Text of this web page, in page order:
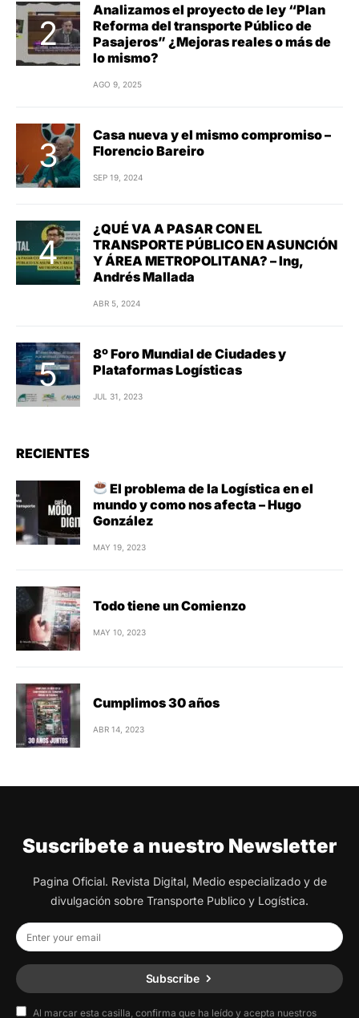
Analizamos el proyecto de ley “Plan
Reforma del transporte Público de
Pasajeros” ¿Mejoras reales o más de
lo mismo?
AGO 9, 2025
Casa nueva y el mismo compromiso –
Florencio Bareiro
SEP 19, 2024
¿QUÉ VA A PASAR CON EL
TRANSPORTE PÚBLICO EN ASUNCIÓN
Y ÁREA METROPOLITANA? – Ing,
Andrés Mallada
ABR 5, 2024
8º Foro Mundial de Ciudades y
Plataformas Logísticas
JUL 31, 2023
RECIENTES
El problema de la Logística en el
mundo y como nos afecta – Hugo
González
MAY 19, 2023
Todo tiene un Comienzo
MAY 10, 2023
Cumplimos 30 años
ABR 14, 2023
Suscribete a nuestro Newsletter
Pagina Oficial. Revista Digital, Medio especializado y de
divulgación sobre Transporte Publico y Logística.
Subscribe
Al marcar esta casilla, confirma que ha leído y acepta nuestros